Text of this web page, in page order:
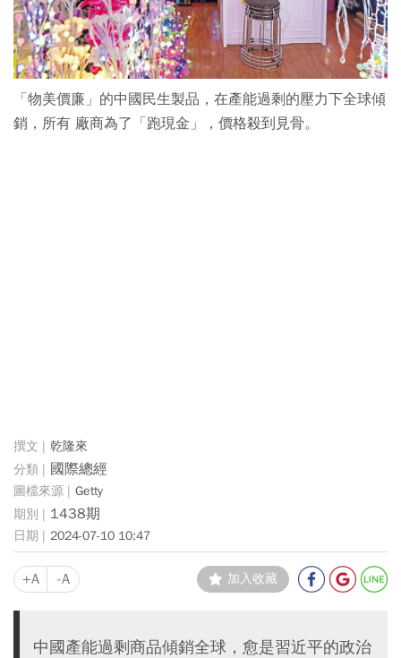
「物美價廉」的中國民生製品，在產能過剩的壓力下全球傾
銷，所有 廠商為了「跑現金」，價格殺到見骨。
乾隆來
國際總經
Getty
1438期
2024-07-10 10:47
+A -A 加入收藏
中國產能過剩商品傾銷全球，愈是習近平的政治